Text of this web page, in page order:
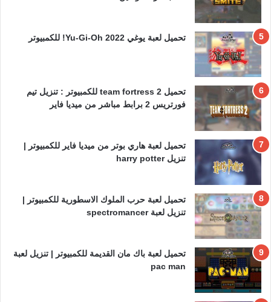
تحميل لعبة يوغي 2022 Yu-Gi-Oh! للكمبيوتر
تحميل team fortress 2 للكمبيوتر : تنزيل تيم
فورتريس 2 برابط مباشر من ميديا فاير
تحميل لعبة هاري بوتر من ميديا فاير للكمبيوتر |
تنزيل harry potter
تحميل لعبة حرب الملوك الاسطورية للكمبيوتر |
تنزيل لعبة spectromancer
تحميل لعبة باك مان القديمة للكمبيوتر | تنزيل لعبة
pac man